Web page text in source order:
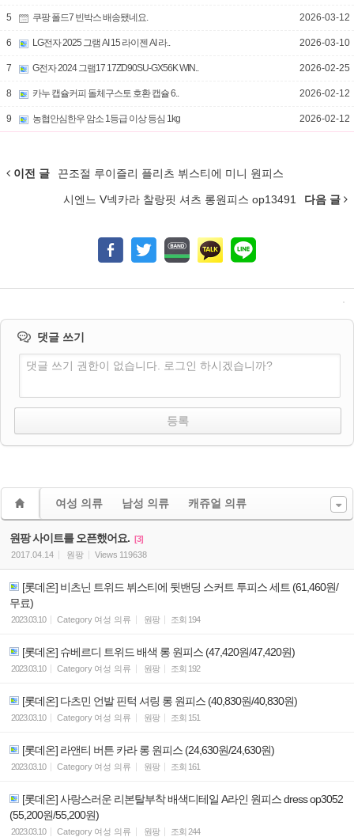
5 쿠팡 폴드7 빈박스 배송됐네요. 2026-03-12
6 LG전자 2025 그램 AI 15 라이젠 AI 라.. 2026-03-10
7 G전자 2024 그램17 17ZD90SU-GX56K WIN.. 2026-02-25
8 카누 캡슐커피 돌체구스토 호환 캡슐 6.. 2026-02-12
9 농협안심한우 암소 1등급 이상 등심 1kg 2026-02-12
이전 글 끈조절 루이즐리 플리츠 뷔스티에 미니 원피스
시엔느 V넥카라 찰랑핏 셔츠 롱원피스 op13491 다음 글
댓글 쓰기
댓글 쓰기 권한이 없습니다. 로그인 하시겠습니까?
여성 의류 남성 의류 캐쥬얼 의류
원팡 사이트를 오픈했어요. [3]
2017.04.14
원팡 Views 119638
[롯데온] 비츠닌 트위드 뷔스티에 뒷밴딩 스커트 투피스 세트 (61,460원/
무료)
2023.03.10 Category 여성 의류 원팡 조회 194
[롯데온] 슈베르디 트위드 배색 롱 원피스 (47,420원/47,420원)
2023.03.10 Category 여성 의류 원팡 조회 192
[롯데온] 다츠민 언발 핀턱 셔링 롱 원피스 (40,830원/40,830원)
2023.03.10 Category 여성 의류 원팡 조회 151
[롯데온] 라앤티 버튼 카라 롱 원피스 (24,630원/24,630원)
2023.03.10 Category 여성 의류 원팡 조회 161
[롯데온] 사랑스러운 리본탈부착 배색디테일 A라인 원피스 dress op3052
(55,200원/55,200원)
2023.03.10 Category 여성 의류 원팡 조회 244